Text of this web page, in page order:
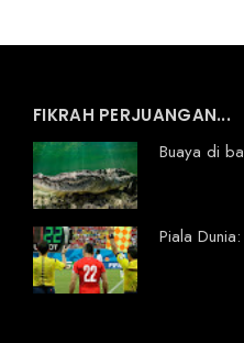
FIKRAH PERJUANGAN...
Buaya di
Piala